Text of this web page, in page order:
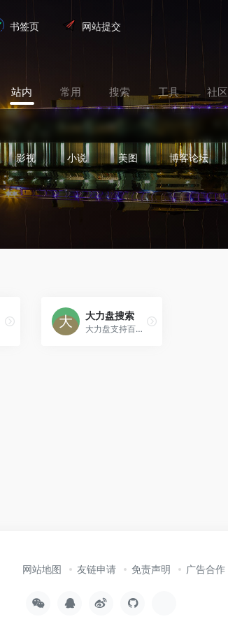
书签页 网站提交
站内 常用 搜索 工具 社区
影视 小说 美图 博客论坛
大力盘搜索
大力盘支持百度云搜索，可快速搜索百度网盘资源中的有效连接，自动识别无效的百度云网盘资源，每天更新海量资源。
网站地图 友链申请 免责声明 广告合作